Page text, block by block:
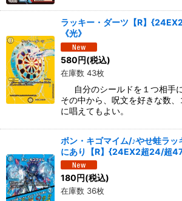
ラッキー・ダーツ【R】
《光》
580円(税込)
在庫数 43枚
自分のシールドを１つ相手に
その中から、呪文を好きな数
に唱えてもよい。
ボン・キゴマイム/♪やせ蛙ラッ
にあり【R】{24EX2超24/超
180円(税込)
在庫数 36枚